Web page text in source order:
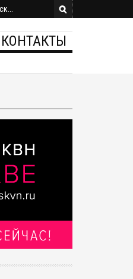
КОНТАКТЫ